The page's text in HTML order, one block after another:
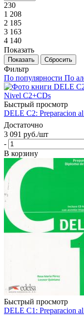
230
1 208
2 185
3 163
4 140
Показать
Сбросить
Фильтр
По популярности По
Быстрый просмотр
DELE C2: Preparacion
Достаточно
3 091 руб./шт
-
В корзину
Быстрый просмотр
DELE C1: Preparacion